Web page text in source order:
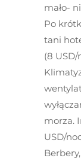
mało-
Po
tani
(8
morza.
USD/